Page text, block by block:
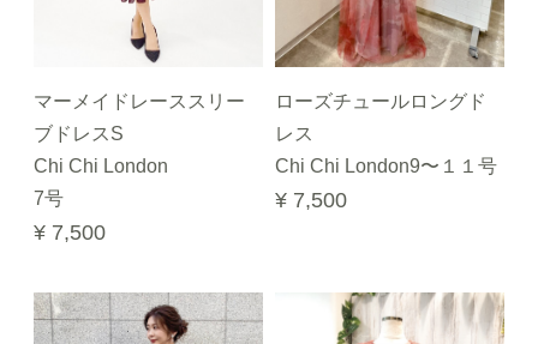
マーメイドレーススリー
ブドレスS
Chi Chi London
7号
¥ 7,500
ローズチュールロングド
レス
Chi Chi London9〜１１号
¥ 7,500